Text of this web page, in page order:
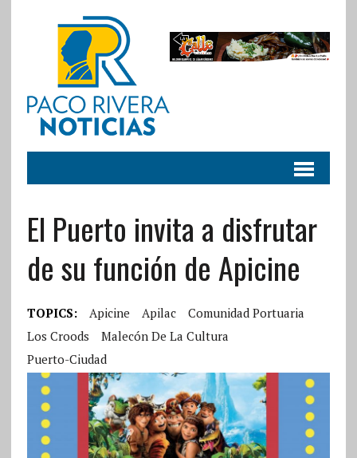
El Puerto invita a disfrutar
de su función de Apicine
TOPICS: Apicine Apilac
Comunidad Portuaria
Los Croods
Malecón De La Cultura
Puerto-Ciudad